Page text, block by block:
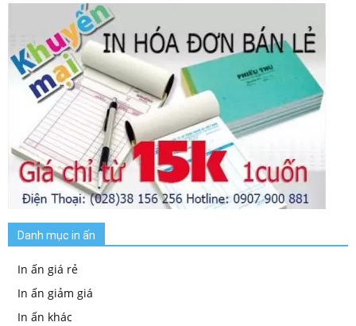
Danh mục in ấn
In ấn giá rẻ
In ấn giảm giá
In ấn khác